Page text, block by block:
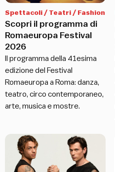
Spettacoli / Teatri / Fashion
Scopri il programma di
Romaeuropa Festival
2026
Il programma della 41esima
edizione del Festival
Romaeuropa a Roma: danza,
teatro, circo contemporaneo,
arte, musica e mostre.